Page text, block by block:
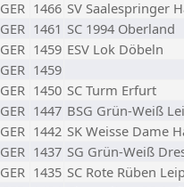
GER 1466 SV Saalespringer
GER 1461 SC 1994 Oberland
GER 1459 ESV Lok Döbeln
GER 1459
GER 1450 SC Turm Erfurt
GER 1447 BSG Grün-Weiß
GER 1442 SK Weisse Dame
GER 1437 SG Grün-Weiß
GER 1435 SC Rote Rüben